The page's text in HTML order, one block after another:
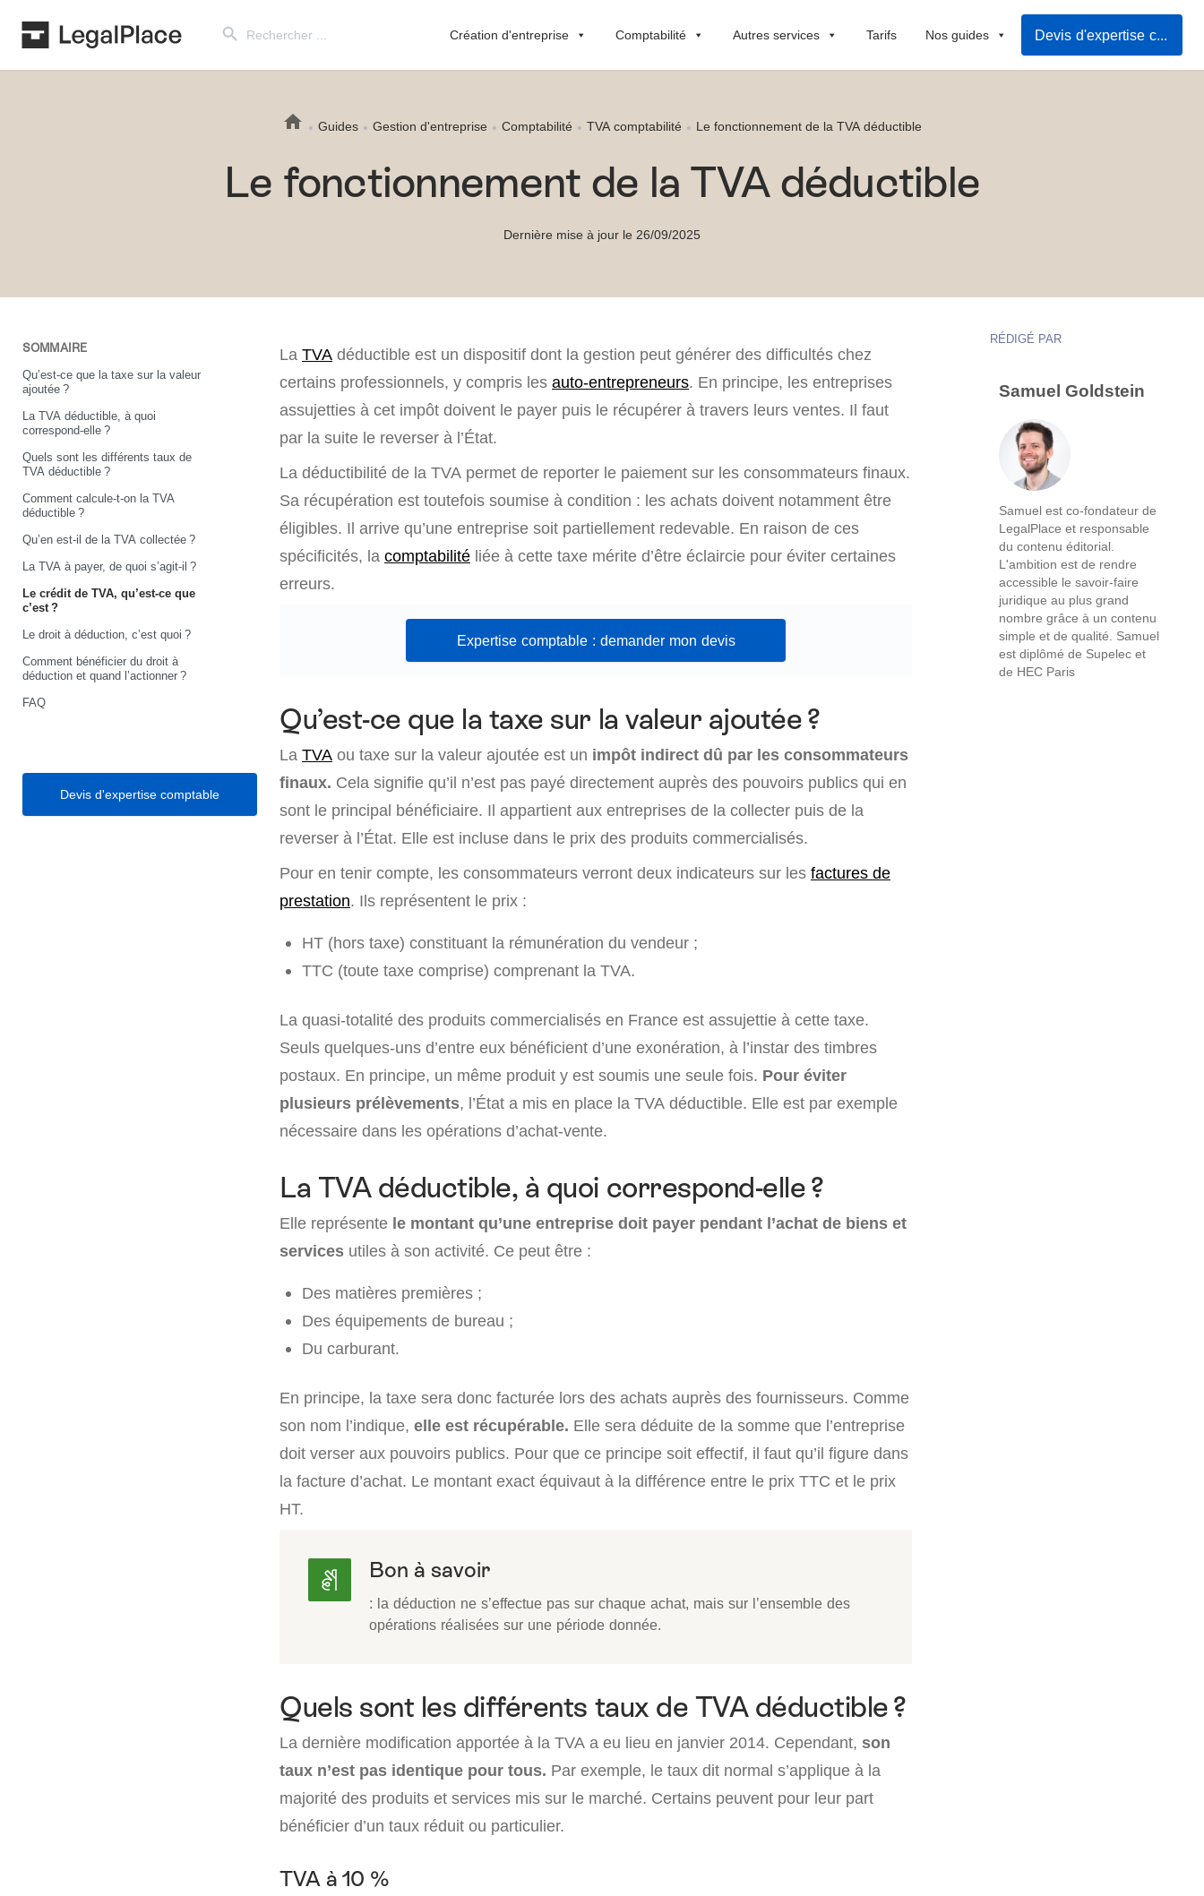
for:
Création d'entreprise Comptabilité Autres services Tarifs Nos guides Devis d'expertise comptable
Guides Gestion d'entreprise Comptabilité TVA comptabilité Le fonctionnement de la TVA déductible
Le fonctionnement de la TVA déductible
Dernière mise à jour le 26/09/2025
SOMMAIRE
Qu’est-ce que la taxe sur la valeur
ajoutée ?
La TVA déductible, à quoi
correspond-elle ?
Quels sont les différents taux de
TVA déductible ?
Comment calcule-t-on la TVA
déductible ?
Qu’en est-il de la TVA collectée ?
La TVA à payer, de quoi s’agit-il ?
Le crédit de TVA, qu’est-ce que
c’est ?
Le droit à déduction, c’est quoi ?
Comment bénéficier du droit à
déduction et quand l’actionner ?
FAQ
Devis d'expertise comptable
La TVA déductible est un dispositif dont la gestion peut générer des difficultés chez
certains professionnels, y compris les auto-entrepreneurs. En principe, les entreprises
assujetties à cet impôt doivent le payer puis le récupérer à travers leurs ventes. Il faut
par la suite le reverser à l’État.
La déductibilité de la TVA permet de reporter le paiement sur les consommateurs finaux.
Sa récupération est toutefois soumise à condition : les achats doivent notamment être
éligibles. Il arrive qu’une entreprise soit partiellement redevable. En raison de ces
spécificités, la comptabilité liée à cette taxe mérite d’être éclaircie pour éviter certaines
erreurs.
Expertise comptable : demander mon devis
Qu’est-ce que la taxe sur la valeur ajoutée ?
La TVA ou taxe sur la valeur ajoutée est un impôt indirect dû par les consommateurs
finaux. Cela signifie qu’il n’est pas payé directement auprès des pouvoirs publics qui en
sont le principal bénéficiaire. Il appartient aux entreprises de la collecter puis de la
reverser à l’État. Elle est incluse dans le prix des produits commercialisés.
Pour en tenir compte, les consommateurs verront deux indicateurs sur les factures de
prestation. Ils représentent le prix :
HT (hors taxe) constituant la rémunération du vendeur ;
TTC (toute taxe comprise) comprenant la TVA.
La quasi-totalité des produits commercialisés en France est assujettie à cette taxe.
Seuls quelques-uns d’entre eux bénéficient d’une exonération, à l’instar des timbres
postaux. En principe, un même produit y est soumis une seule fois. Pour éviter
plusieurs prélèvements, l’État a mis en place la TVA déductible. Elle est par exemple
nécessaire dans les opérations d’achat-vente.
La TVA déductible, à quoi correspond-elle ?
Elle représente le montant qu’une entreprise doit payer pendant l’achat de biens et
services utiles à son activité. Ce peut être :
Des matières premières ;
Des équipements de bureau ;
Du carburant.
En principe, la taxe sera donc facturée lors des achats auprès des fournisseurs. Comme
son nom l’indique, elle est récupérable. Elle sera déduite de la somme que l’entreprise
doit verser aux pouvoirs publics. Pour que ce principe soit effectif, il faut qu’il figure dans
la facture d’achat. Le montant exact équivaut à la différence entre le prix TTC et le prix
HT.
Bon à savoir
: la déduction ne s’effectue pas sur chaque achat, mais sur l’ensemble des
opérations réalisées sur une période donnée.
Quels sont les différents taux de TVA déductible ?
La dernière modification apportée à la TVA a eu lieu en janvier 2014. Cependant, son
taux n’est pas identique pour tous. Par exemple, le taux dit normal s’applique à la
majorité des produits et services mis sur le marché. Certains peuvent pour leur part
bénéficier d’un taux réduit ou particulier.
TVA à 10 %
RÉDIGÉ PAR
Samuel Goldstein
Samuel est co-fondateur de
LegalPlace et responsable
du contenu éditorial.
L'ambition est de rendre
accessible le savoir-faire
juridique au plus grand
nombre grâce à un contenu
simple et de qualité. Samuel
est diplômé de Supelec et
de HEC Paris